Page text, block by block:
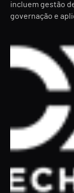
incluem gestão
governação e